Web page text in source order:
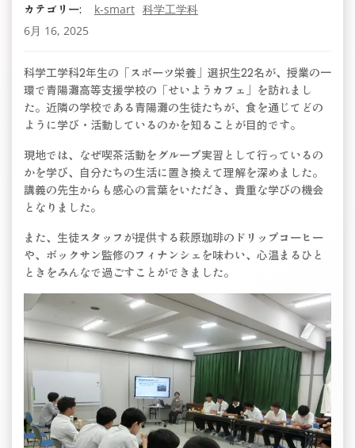
カテゴリー: k-smart 科学工学科
6月 16, 2025
科学工学科2年生の「スポーツ栄養」選択生22名が、授業の一
環で青陽灘高等支援学校の「せいようカフェ」を訪れまし
た。近隣の学校である青陽灘の生徒たちが、食を通じてどの
ように学び・活動しているのかを知ることが目的です。
現地では、なぜ喫茶活動をグループ実習として行っているの
かを学び、自分たちの生活に置き換えて理解を深めました。
講義の先生からも感心の言葉をいただき、貴重な学びの機会
となりました。
また、生徒スタッフが提供する萩原珈琲のドリップコーヒー
や、ボックサン監修のフィナンシェを味わい、心温まるひと
ときをみんなで過ごすことができました。